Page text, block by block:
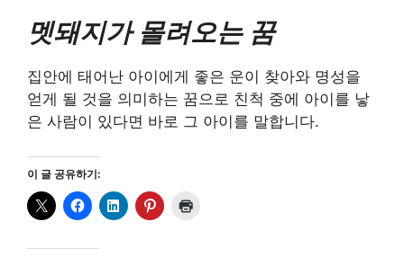
멧돼지가 몰려오는 꿈
집안에 태어난 아이에게 좋은 운이 찾아와 명성을
얻게 될 것을 의미하는 꿈으로 친척 중에 아이를 낳
은 사람이 있다면 바로 그 아이를 말합니다.
이 글 공유하기: